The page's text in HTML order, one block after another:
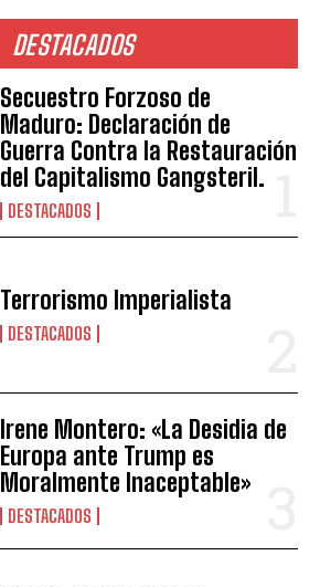
DESTACADOS
Secuestro Forzoso de
Maduro: Declaración de
Guerra Contra la Restauración
del Capitalismo Gangsteril.
DESTACADOS
Terrorismo Imperialista
DESTACADOS
Irene Montero: «La Desidia de
Europa ante Trump es
Moralmente Inaceptable»
DESTACADOS